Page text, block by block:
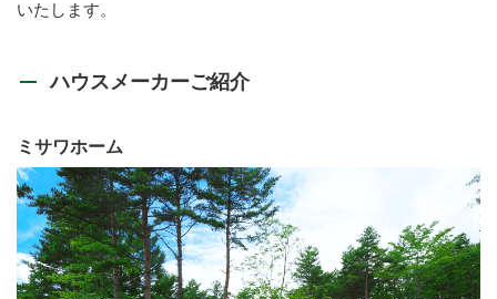
いたします。
ハウスメーカーご紹介
ミサワホーム